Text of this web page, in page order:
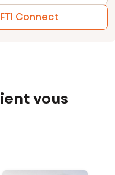
Connect
vous